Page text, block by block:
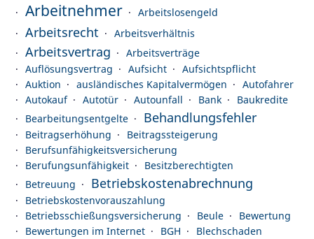
Arbeitnehmer Arbeitslosengeld
Arbeitsrecht Arbeitsverhältnis
Arbeitsvertrag
Arbeitsverträge
Auflösungsvertrag
Aufsicht
Aufsichtspflicht
Auktion
ausländisches Kapitalvermögen
Autofahrer
Autokauf
Autotür Autounfall Bank
Baukredite
Bearbeitungsentgelte
Behandlungsfehler
Beitragserhöhung
Beitragssteigerung
Berufsunfähigkeitsversicherung
Berufungsunfähigkeit
Besitzberechtigten
Betreuung
Betriebskostenabrechnung
Betriebskostenvorauszahlung
Betriebsschießungsversicherung
Beule
Bewertung
Bewertungen im Internet
BGH
Blechschaden